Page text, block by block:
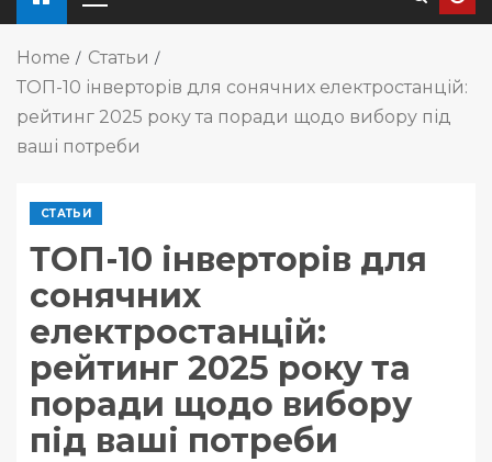
Home
Статьи
ТОП-10 інверторів для сонячних електростанцій:
рейтинг 2025 року та поради щодо вибору під
ваші потреби
СТАТЬИ
ТОП-10 інверторів для
сонячних
електростанцій:
рейтинг 2025 року та
поради щодо вибору
під ваші потреби